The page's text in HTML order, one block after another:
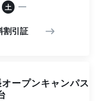
土
割引証
オープンキャンパス